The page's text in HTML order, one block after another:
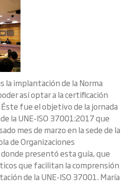
la implantación de la Norma
así optar a la certificación
fue el objetivo de la jornada
la UNE-ISO 37001:2017 que
mes de marzo en la sede de la
de Organizaciones
donde presentó esta guía, que
que facilitan la comprensión
de la UNE-ISO 37001. María